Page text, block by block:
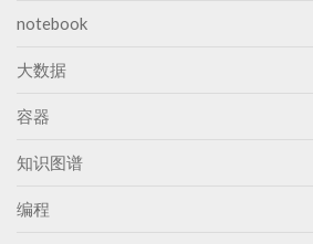
notebook
大数据
容器
知识图谱
编程